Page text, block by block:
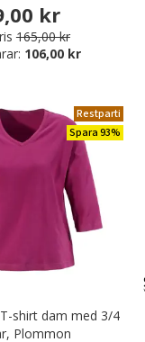
kr
165,00 kr
106,00 kr
Restparti
Spara 93%
shirt dam med 3/4
Plommon